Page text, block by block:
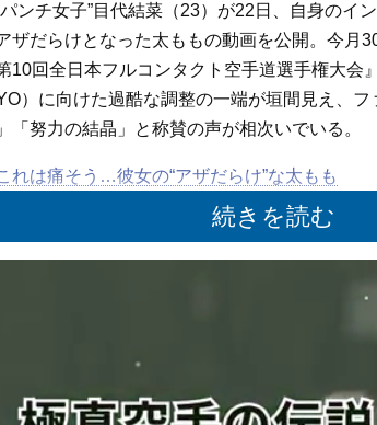
ンチ女子”目代結菜（23）が22日、自身のイ
ザだらけとなった太ももの動画を公開。今月
10回全日本フルコンタクト空手道選手権大会
）に向けた過酷な調整の一端が垣間見え、フ
「努力の結晶」と称賛の声が相次いでいる。
れは痛そう…彼女の“アザだらけ”な太もも
アザだらけのももを見せたい」「JFKO前
ン、Tシャツの目代がエアロバイクで全力疾
力の結晶ですね」「格闘技の証みたいな」
敬しかありません」「こんだけ頑張れるの凄